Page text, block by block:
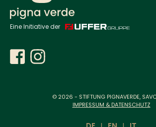
Eine Initiative der
© 2026 - STIFTUNG PIGNAVERDE,
IMPRESSUM & DATENSCHUTZ
Diese Seite verwendet Cookies. Erfahren
Akzeptieren